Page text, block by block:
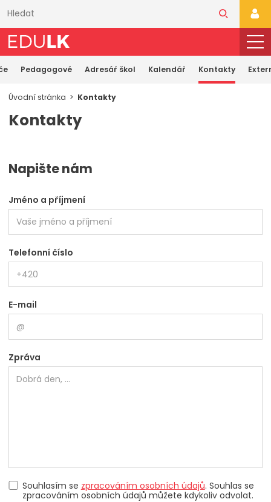
obsahu
Pedagogové Adresář škol Kalendář Kontakty
Úvodní stránka Kontakty
Kontakty
Napište nám
Jméno a příjmení
Telefonní číslo
E-mail
Zpráva
Souhlasím se zpracováním osobních údajů. Souhlas se
zpracováním osobních údajů můžete kdykoliv odvolat.